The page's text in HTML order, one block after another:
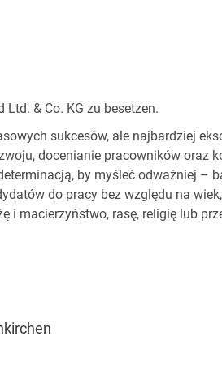
& Co. KG zu besetzen.
sukcesów, ale najbardziej
docenianie pracowników oraz
by myśleć odważniej –
do pracy bez względu na
i macierzyństwo, rasę, religię lub